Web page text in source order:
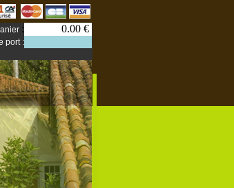
: 0.00 €
port :